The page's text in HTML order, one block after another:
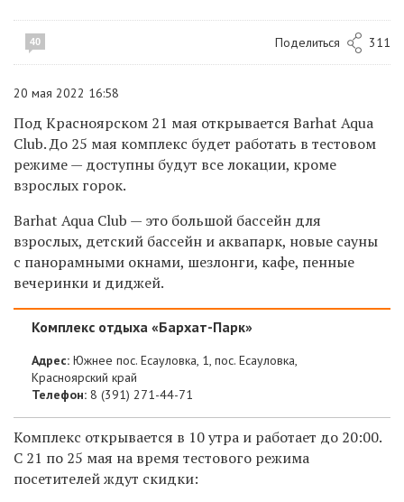
40 Поделиться 311
20 мая 2022 16:58
Под Красноярском 21 мая открывается Barhat Aqua
Club. До 25 мая комплекс будет работать в тестовом
режиме — доступны будут все локации, кроме
взрослых горок.
Barhat Aqua Club — это большой бассейн для
взрослых, детский бассейн и аквапарк, новые сауны
с панорамными окнами, шезлонги, кафе, пенные
вечеринки и диджей.
Комплекс отдыха «Бархат-Парк»
Адрес: Южнее пос. Есауловка, 1, пос. Есауловка,
Красноярский край
Телефон: 8 (391) 271-44-71
Комплекс открывается в 10 утра и работает до 20:00.
С 21 по 25 мая на время тестового режима
посетителей ждут скидки: